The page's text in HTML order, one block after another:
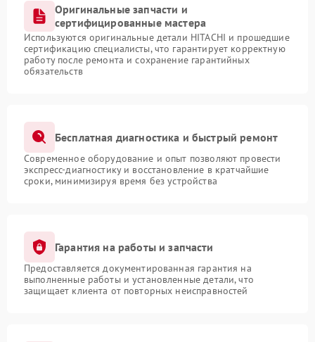
Оригинальные запчасти и
сертифицированные мастера
Используются оригинальные детали HITACHI и прошедшие
сертификацию специалисты, что гарантирует корректную
работу после ремонта и сохранение гарантийных
обязательств
Бесплатная диагностика и быстрый ремонт
Современное оборудование и опыт позволяют провести
экспресс-диагностику и восстановление в кратчайшие
сроки, минимизируя время без устройства
Гарантия на работы и запчасти
Предоставляется документированная гарантия на
выполненные работы и установленные детали, что
защищает клиента от повторных неисправностей